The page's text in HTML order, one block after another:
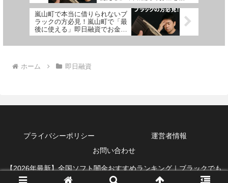
る方法を紹介！
嵐山町で本当に借りられないブ
ラックの方必見！嵐山町で「最
後に使える」即日融資でお金を
借りる方法を紹介！
ホーム 即日融資
プライバシーポリシー
運営者情報
お問い合わせ
【2026年最新】全国ソフト闇金おすすめランキング｜ブラックでも
借りれる即日融資